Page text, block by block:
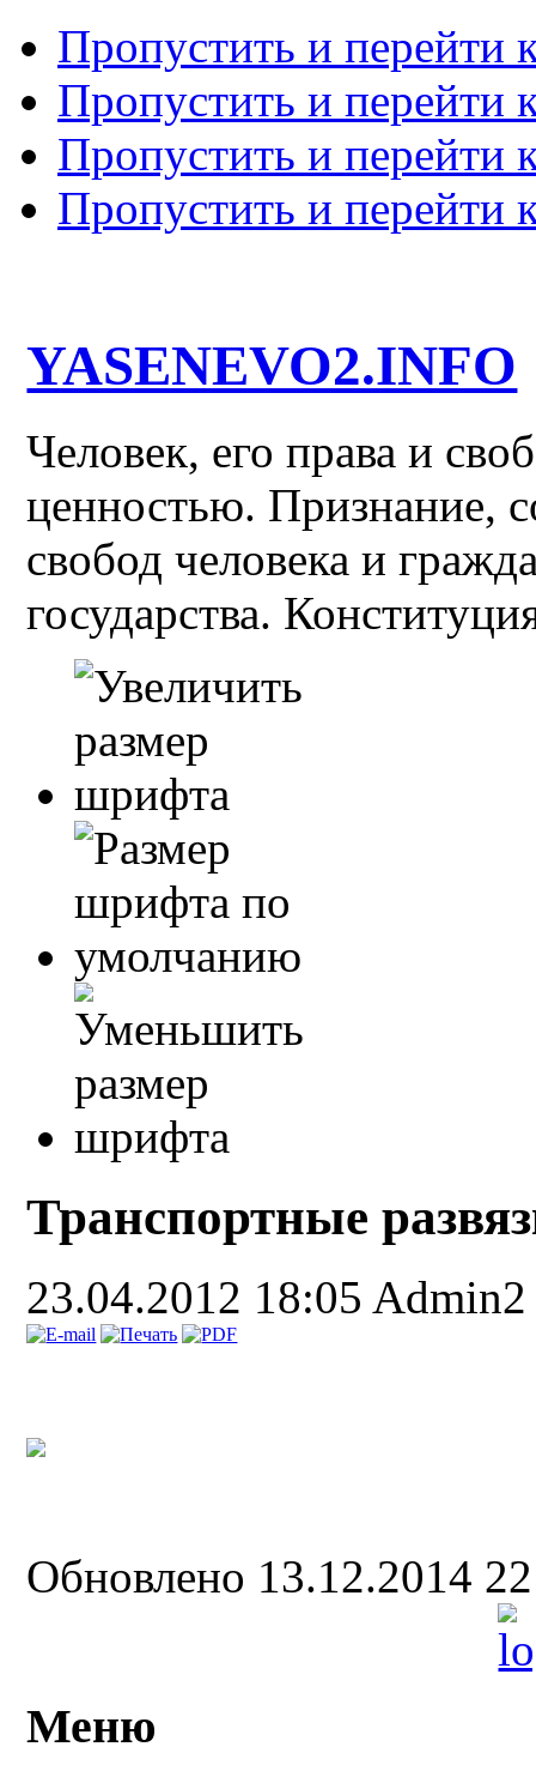
Пропустить и перейти
Пропустить и перейти
Пропустить и перейти
Пропустить и перейти
YASENEVO2.INFO
Человек, его права и
ценностью. Признание,
свобод человека и
государства.
Транспортные
23.04.2012 18:05 Admin2
Обновлено 13.12.2014
Меню